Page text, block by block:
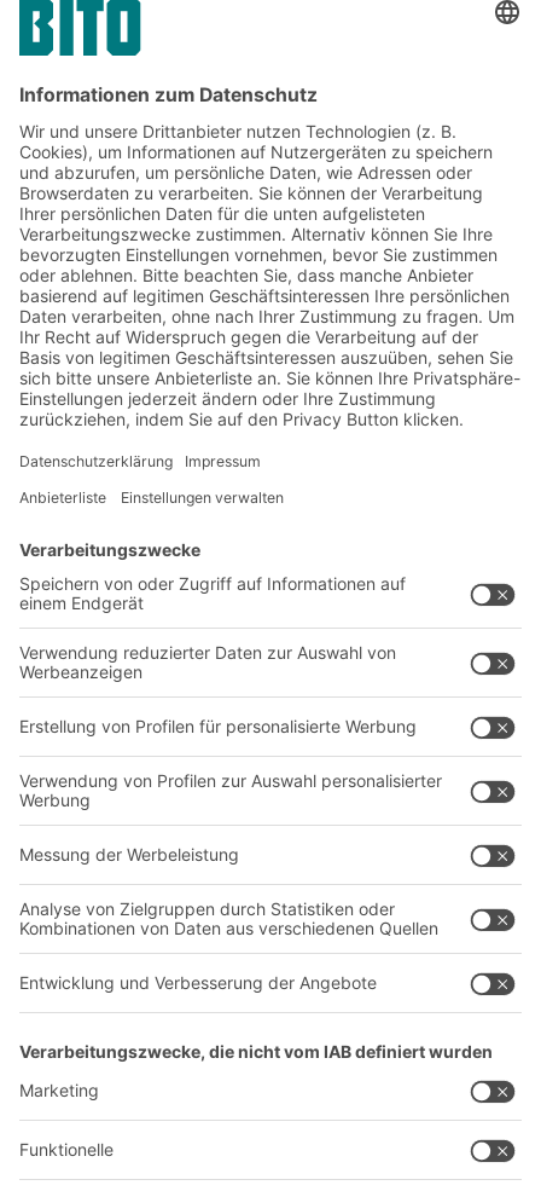
Jetzt beim BITO Newsletter
anmelden:
Lager- & Logistiknews
Exklusive Rabatte
Neuheiten
Lösungen
Intralogistiklösungen
Behältersysteme
Regalsysteme
Transportsysteme
Beratung & Service
Kontaktformular
Unternehmen
Standorte weltweit
Produktionsstandorte
Follow us
YOUR LIFE.
+43 (7224) 65 555-0